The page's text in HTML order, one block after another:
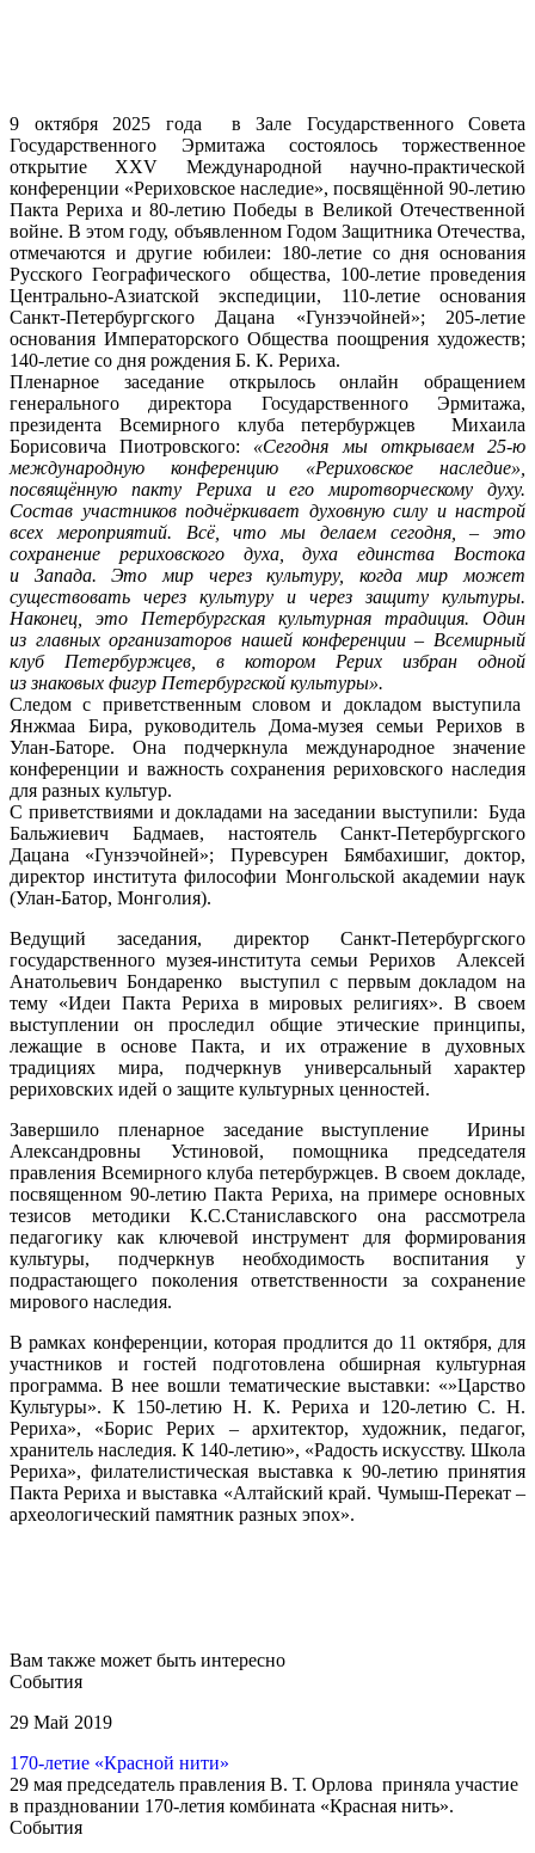
9 октября 2025 года в Зале Государственного Совета
Государственного Эрмитажа состоялось торжественное
открытие XXV Международной научно-практической
конференции «Рериховское наследие», посвящённой 90-летию
Пакта Рериха и 80-летию Победы в Великой Отечественной
войне. В этом году, объявленном Годом Защитника Отечества,
отмечаются и другие юбилеи: 180-летие со дня основания
Русского Географического общества, 100-летие проведения
Центрально-Азиатской экспедиции, 110-летие основания
Санкт-Петербургского Дацана «Гунзэчойней»; 205-летие
основания Императорского Общества поощрения художеств;
140-летие со дня рождения Б. К. Рериха.
Пленарное заседание открылось онлайн обращением
генерального директора Государственного Эрмитажа,
президента Всемирного клуба петербуржцев Михаила
Борисовича Пиотровского: «Сегодня мы открываем 25-ю
международную конференцию «Рериховское наследие»,
посвящённую пакту Рериха и его миротворческому духу.
Состав участников подчёркивает духовную силу и настрой
всех мероприятий. Всё, что мы делаем сегодня, – это
сохранение рериховского духа, духа единства Востока
и Запада. Это мир через культуру, когда мир может
существовать через культуру и через защиту культуры.
Наконец, это Петербургская культурная традиция. Один
из главных организаторов нашей конференции ‒ Всемирный
клуб Петербуржцев, в котором Рерих избран одной
из знаковых фигур Петербургской культуры».
Следом с приветственным словом и докладом выступила
Янжмаа Бира, руководитель Дома-музея семьи Рерихов в
Улан-Баторе. Она подчеркнула международное значение
конференции и важность сохранения рериховского наследия
для разных культур.
С приветствиями и докладами на заседании выступили: Буда
Бальжиевич Бадмаев, настоятель Санкт-Петербургского
Дацана «Гунзэчойней»; Пуревсурен Бямбахишиг, доктор,
директор института философии Монгольской академии наук
(Улан-Батор, Монголия).
Ведущий заседания, директор Санкт-Петербургского
государственного музея-института семьи Рерихов Алексей
Анатольевич Бондаренко выступил с первым докладом на
тему «Идеи Пакта Рериха в мировых религиях». В своем
выступлении он проследил общие этические принципы,
лежащие в основе Пакта, и их отражение в духовных
традициях мира, подчеркнув универсальный характер
рериховских идей о защите культурных ценностей.
Завершило пленарное заседание выступление Ирины
Александровны Устиновой, помощника председателя
правления Всемирного клуба петербуржцев. В своем докладе,
посвященном 90-летию Пакта Рериха, на примере основных
тезисов методики К.С.Станиславского она рассмотрела
педагогику как ключевой инструмент для формирования
культуры, подчеркнув необходимость воспитания у
подрастающего поколения ответственности за сохранение
мирового наследия.
В рамках конференции, которая продлится до 11 октября, для
участников и гостей подготовлена обширная культурная
программа. В нее вошли тематические выставки: «»Царство
Культуры». К 150-летию Н. К. Рериха и 120-летию С. Н.
Рериха», «Борис Рерих – архитектор, художник, педагог,
хранитель наследия. К 140-летию», «Радость искусству. Школа
Рериха», филателистическая выставка к 90-летию принятия
Пакта Рериха и выставка «Алтайский край. Чумыш-Перекат –
археологический памятник разных эпох».
Вам также может быть интересно
События
29 Май 2019
170-летие «Красной нити»
29 мая председатель правления В. Т. Орлова приняла участие
в праздновании 170-летия комбината «Красная нить».
События